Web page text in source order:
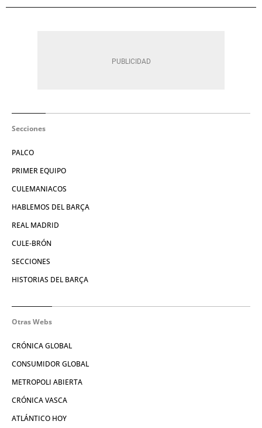
Secciones
PALCO
PRIMER EQUIPO
CULEMANIACOS
HABLEMOS DEL BARÇA
REAL MADRID
CULE-BRÓN
SECCIONES
HISTORIAS DEL BARÇA
Otras Webs
CRÓNICA GLOBAL
CONSUMIDOR GLOBAL
METROPOLI ABIERTA
CRÓNICA VASCA
ATLÁNTICO HOY